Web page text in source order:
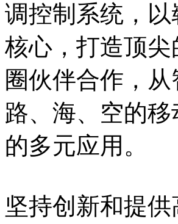
调控制系统，
核心，打造顶
圈伙伴合作，
路、海、空的
的多元应用。
坚持创新和提